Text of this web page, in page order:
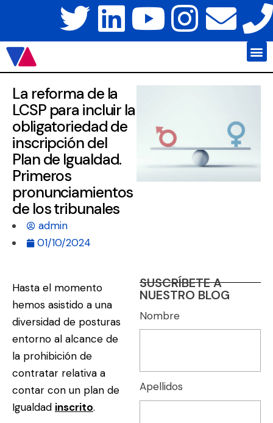
La reforma de la
LCSP para incluir la
obligatoriedad de
inscripción del
Plan de Igualdad.
Primeros
pronunciamientos
de los tribunales
admin
01/10/2024
Hasta el momento
hemos asistido a una
diversidad de posturas
entorno al alcance de
la prohibición de
contratar relativa a
contar con un plan de
Igualdad inscrito.
SUSCRÍBETE A
NUESTRO BLOG
Nombre
Apellidos